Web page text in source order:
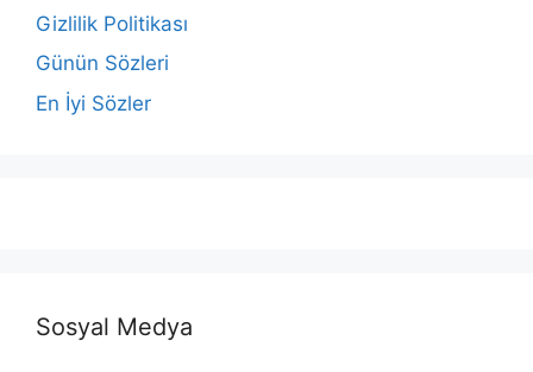
Gizlilik Politikası
Günün Sözleri
En İyi Sözler
Sosyal Medya